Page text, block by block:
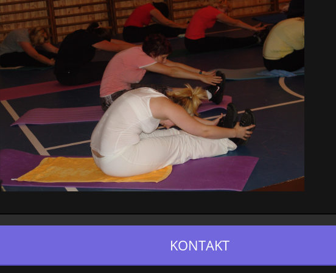
KONTAKT